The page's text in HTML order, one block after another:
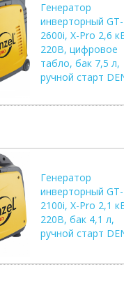
Генератор
инверторный GT-
2600i, X-Pro 2,6
220В, цифровое
табло, бак 7,5 л,
ручной старт
Генератор
инверторный GT-
2100i, X-Pro 2,1
220В, бак 4,1 л,
ручной старт